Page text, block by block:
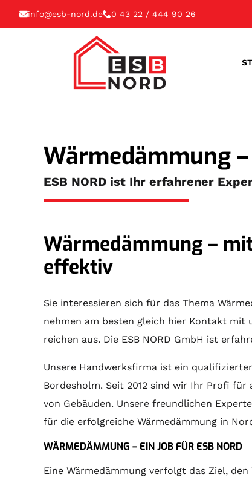
info@esb-nord.de 0 43 22 / 444 90 26
Wärmedämmung
ESB NORD ist Ihr erfahrener
Wärmedämmung –
effektiv
Sie interessieren sich für das Thema
nehmen am besten gleich hier Kontakt mit
reichen aus. Die ESB NORD GmbH ist
Unsere Handwerksfirma ist ein
Bordesholm. Seit 2012 sind wir Ihr Profi
von Gebäuden. Unsere freundlichen
für die erfolgreiche Wärmedämmung in
WÄRMEDÄMMUNG – EIN JOB FÜR ESB NORD
Eine Wärmedämmung verfolgt das Ziel,